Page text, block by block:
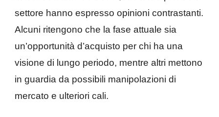
settore hanno espresso opinioni contrastanti.
Alcuni ritengono che la fase attuale sia
un’opportunità d’acquisto per chi ha una
visione di lungo periodo, mentre altri mettono
in guardia da possibili manipolazioni di
mercato e ulteriori cali.